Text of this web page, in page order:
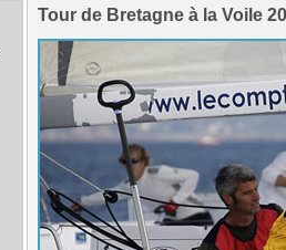
Tour de Bretagne à la Voile